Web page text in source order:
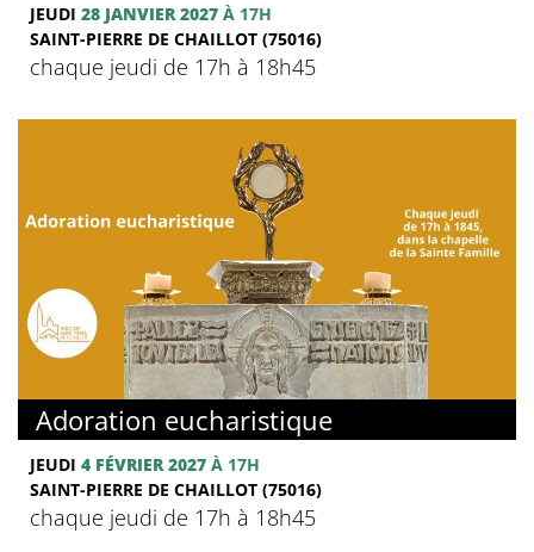
JEUDI 28 JANVIER 2027 À 17H
SAINT-PIERRE DE CHAILLOT (75016)
chaque jeudi de 17h à 18h45
Adoration eucharistique
JEUDI 4 FÉVRIER 2027 À 17H
SAINT-PIERRE DE CHAILLOT (75016)
chaque jeudi de 17h à 18h45